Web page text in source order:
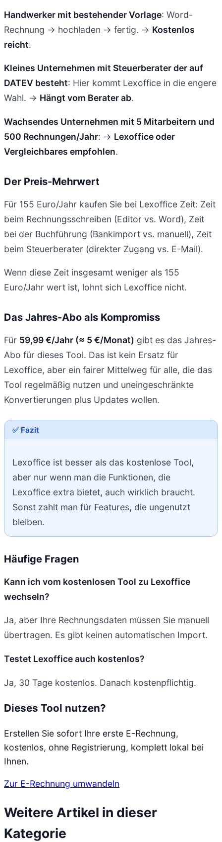
Handwerker mit bestehender Vorlage: Word-
Rechnung → hochladen → fertig. → Kostenlos
reicht.
Kleines Unternehmen mit Steuerberater der auf
DATEV besteht: Hier kommt Lexoffice in die engere
Wahl. → Hängt vom Berater ab.
Wachsendes Unternehmen mit 5 Mitarbeitern und
500 Rechnungen/Jahr: → Lexoffice oder
Vergleichbares empfohlen.
Der Preis-Mehrwert
Für 155 Euro/Jahr kaufen Sie bei Lexoffice Zeit: Zeit
beim Rechnungsschreiben (Editor vs. Word), Zeit
bei der Buchführung (Bankimport vs. manuell), Zeit
beim Steuerberater (direkter Zugang vs. E-Mail).
Wenn diese Zeit insgesamt weniger als 155
Euro/Jahr wert ist, lohnt sich Lexoffice nicht.
Das Jahres-Abo als Kompromiss
Für 59,99 €/Jahr (≈ 5 €/Monat) gibt es das Jahres-
Abo für dieses Tool. Das ist kein Ersatz für
Lexoffice, aber ein fairer Mittelweg für alle, die das
Tool regelmäßig nutzen und uneingeschränkte
Konvertierungen plus Updates wollen.
✅ Fazit
Lexoffice ist besser als das kostenlose Tool,
aber nur wenn man die Funktionen, die
Lexoffice extra bietet, auch wirklich braucht.
Sonst zahlt man für Features, die ungenutzt
bleiben.
Häufige Fragen
Kann ich vom kostenlosen Tool zu Lexoffice
wechseln?
Ja, aber Ihre Rechnungsdaten müssen Sie manuell
übertragen. Es gibt keinen automatischen Import.
Testet Lexoffice auch kostenlos?
Ja, 30 Tage kostenlos. Danach kostenpflichtig.
Dieses Tool nutzen?
Erstellen Sie sofort Ihre erste E-Rechnung,
kostenlos, ohne Registrierung, komplett lokal bei
Ihnen.
Zur E-Rechnung umwandeln
Weitere Artikel in dieser
Kategorie